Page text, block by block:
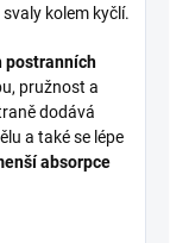
kolem kyčlí.
postranních
pružnost a
dodává
a také se lépe
absorpce